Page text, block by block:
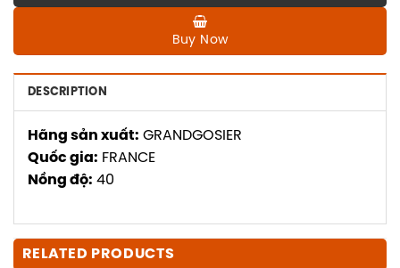
Buy Now
DESCRIPTION
Hãng sản xuất: GRANDGOSIER
Quốc gia: FRANCE
Nồng độ: 40
RELATED PRODUCTS